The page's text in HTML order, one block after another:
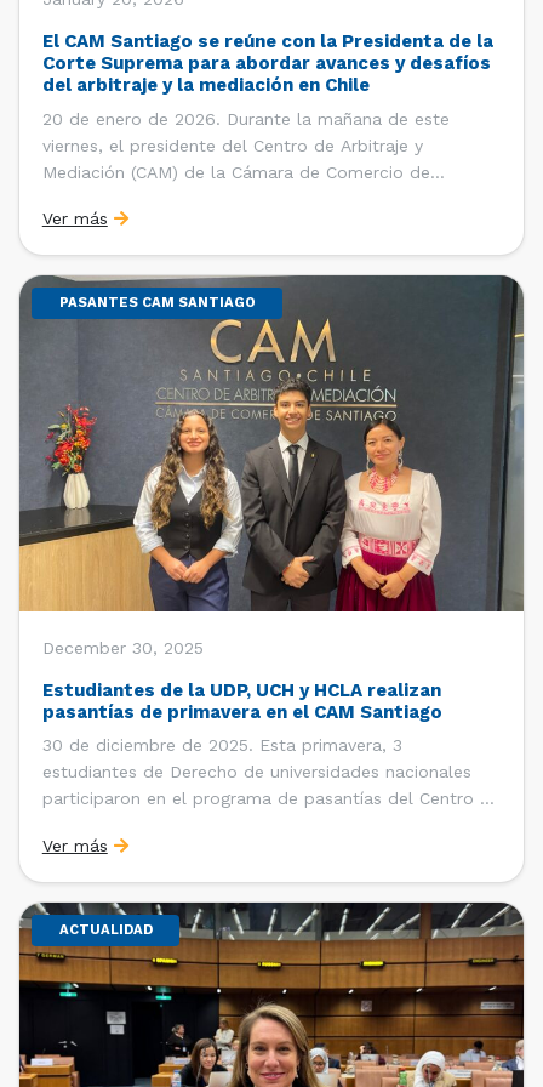
El CAM Santiago se reúne con la Presidenta de la
Corte Suprema para abordar avances y desafíos
del arbitraje y la mediación en Chile
20 de enero de 2026. Durante la mañana de este
viernes, el presidente del Centro de Arbitraje y
Mediación (CAM) de la Cámara de Comercio de
del CAM Santiago, Ximena Vial; y el gerente general de
la CCS, Carlos Soublette, sostuvieron un encuentro […]
Ver más
PASANTES CAM SANTIAGO
December 30, 2025
Estudiantes de la UDP, UCH y HCLA realizan
pasantías de primavera en el CAM Santiago
30 de diciembre de 2025. Esta primavera, 3
estudiantes de Derecho de universidades nacionales
participaron en el programa de pasantías del Centro de
de Santiago (CCS). Entre el 3 de noviembre y el 30 de
diciembre realizaron su pasantía Ingrid Ivania […]
Ver más
ACTUALIDAD